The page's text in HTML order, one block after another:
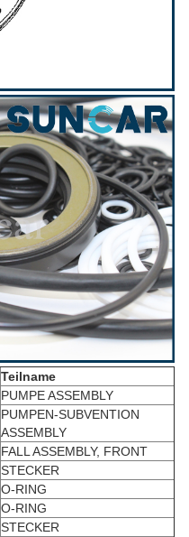
Teilname
PUMPE ASSEMBLY
PUMPEN-SUBVENTION
ASSEMBLY
FALL ASSEMBLY, FRONT
STECKER
O-RING
O-RING
STECKER